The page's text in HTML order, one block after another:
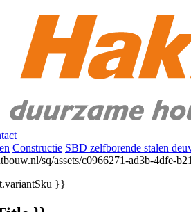
Constructie SBD zelfborende stalen
}}